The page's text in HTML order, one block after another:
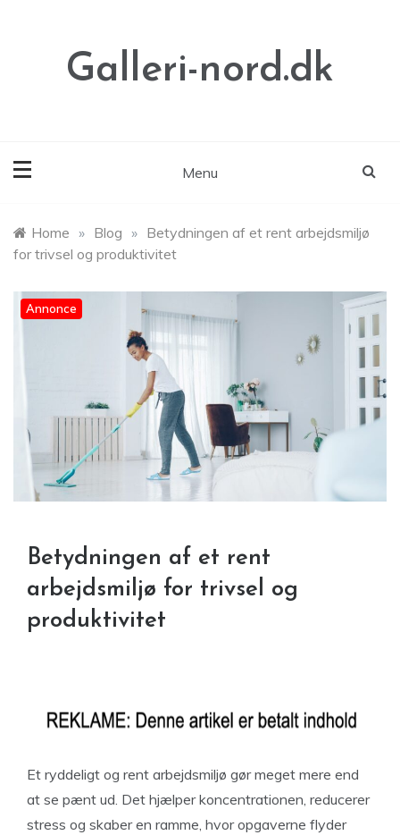
Galleri-nord.dk
Menu
Home » Blog » Betydningen af et rent arbejdsmiljø
for trivsel og produktivitet
Annonce
Betydningen af et rent
arbejdsmiljø for trivsel og
produktivitet
Et ryddeligt og rent arbejdsmiljø gør meget mere end
at se pænt ud. Det hjælper koncentrationen, reducerer
stress og skaber en ramme, hvor opgaverne flyder